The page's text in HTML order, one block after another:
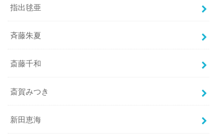
指出毬亜
斉藤朱夏
斎藤千和
斎賀みつき
新田恵海